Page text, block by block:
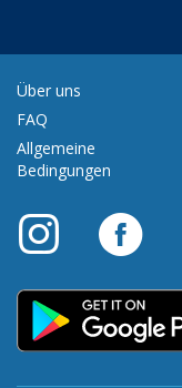
Über uns
FAQ
Allgemeine
Bedingungen